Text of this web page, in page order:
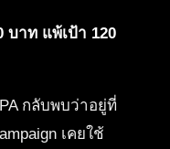
บาท แพ้เป้า 120
กลับพบว่าอยู่ที่
เคยใช้